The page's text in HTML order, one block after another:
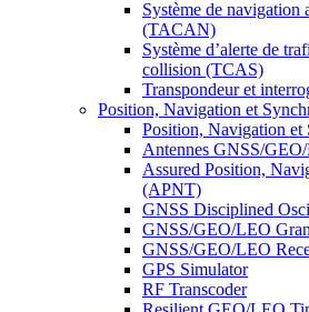
Système de navigation
(TACAN)
Système d’alerte de
collision (TCAS)
Transpondeur et
Position, Navigation et
Position, Navigation et
Antennes GNSS/
Assured Position,
(APNT)
GNSS Disciplined
GNSS/GEO/LEO
GNSS/GEO/LEO
GPS Simulator
RF Transcoder